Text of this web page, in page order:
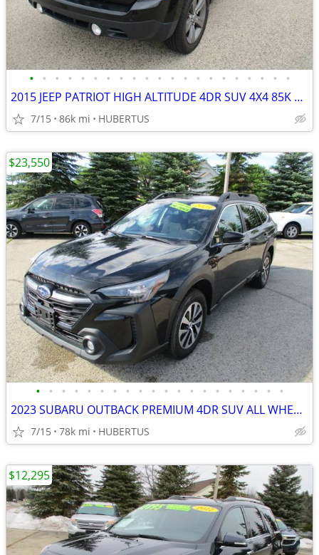
• • • • • • • • • • • • • • • • • • • • •
2015 JEEP PATRIOT HIGH ALTITUDE 4DR SUV 4X4 85K LOW MILEAGE!
7/15 86k mi HUBERTUS
• • • • • • • • • • • • • • • • • • • •
2023 SUBARU OUTBACK PREMIUM 4DR SUV ALL WHEEL DRIVE
7/15 78k mi HUBERTUS
$23,550
$12,295